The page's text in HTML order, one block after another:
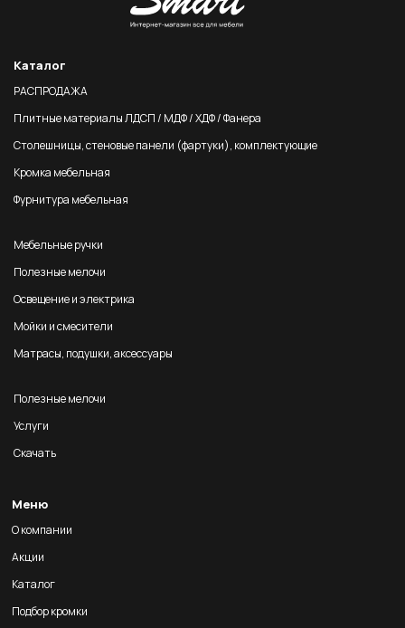
Каталог
РАСПРОДАЖА
Плитные материалы ЛДСП / МДФ / ХДФ / Фанера
Столешницы, стеновые панели (фартуки), комплектующие
Кромка мебельная
Фурнитура мебельная
Мебельные ручки
Полезные мелочи
Освещение и электрика
Мойки и смесители
Матрасы, подушки, аксессуары
Полезные мелочи
Услуги
Скачать
Меню
О компании
Акции
Каталог
Подбор кромки